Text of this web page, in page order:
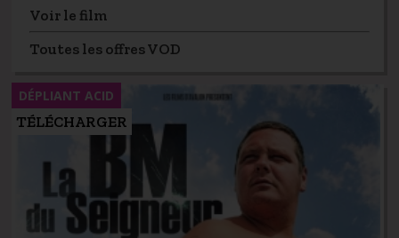
Voir le film
Toutes les offres VOD
TÉLÉCHARGER
DÉPLIANT ACID